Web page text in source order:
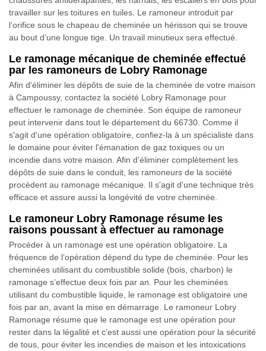
travailler sur les toitures en tuiles. Le ramoneur introduit par
l’orifice sous le chapeau de cheminée un hérisson qui se trouve
au bout d’une longue tige. Un travail minutieux sera effectué.
Le ramonage mécanique de cheminée effectué
par les ramoneurs de Lobry Ramonage
Afin d'éliminer les dépôts de suie de la cheminée de votre maison
à Campoussy, contactez la société Lobry Ramonage pour
effectuer le ramonage de cheminée. Son équipe de ramoneur
peut intervenir dans tout le département du 66730. Comme il
s'agit d'une opération obligatoire, confiez-la à un spécialiste dans
le domaine pour éviter l'émanation de gaz toxiques ou un
incendie dans votre maison. Afin d'éliminer complètement les
dépôts de suie dans le conduit, les ramoneurs de la société
procèdent au ramonage mécanique. Il s'agit d'une technique très
efficace et assure aussi la longévité de votre cheminée.
Le ramoneur Lobry Ramonage résume les
raisons poussant à effectuer au ramonage
Procéder à un ramonage est une opération obligatoire. La
fréquence de l’opération dépend du type de cheminée. Pour les
cheminées utilisant du combustible solide (bois, charbon) le
ramonage s’effectue deux fois par an. Pour les cheminées
utilisant du combustible liquide, le ramonage est obligatoire une
fois par an, avant la mise en démarrage. Le ramoneur Lobry
Ramonage résume que le ramonage est une opération pour
rester dans la légalité et c’est aussi une opération pour la sécurité
de tous, pour éviter les incendies de maison et les intoxications